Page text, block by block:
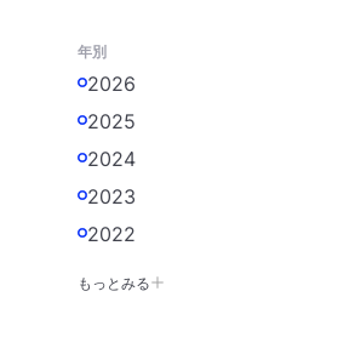
年別
2026
2025
2024
2023
2022
もっとみる